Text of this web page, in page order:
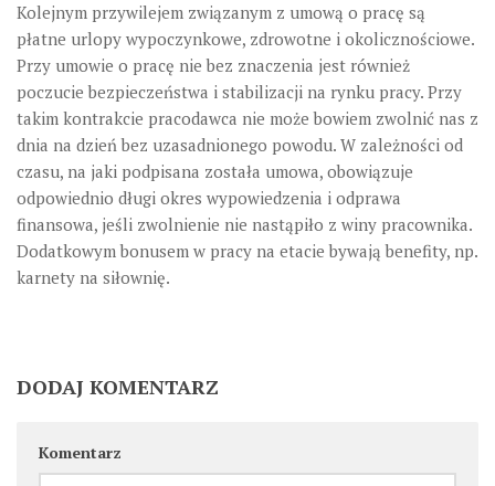
Kolejnym przywilejem związanym z umową o pracę są
płatne urlopy wypoczynkowe, zdrowotne i okolicznościowe.
Przy umowie o pracę nie bez znaczenia jest również
poczucie bezpieczeństwa i stabilizacji na rynku pracy. Przy
takim kontrakcie pracodawca nie może bowiem zwolnić nas z
dnia na dzień bez uzasadnionego powodu. W zależności od
czasu, na jaki podpisana została umowa, obowiązuje
odpowiednio długi okres wypowiedzenia i odprawa
finansowa, jeśli zwolnienie nie nastąpiło z winy pracownika.
Dodatkowym bonusem w pracy na etacie bywają benefity, np.
karnety na siłownię.
DODAJ KOMENTARZ
Komentarz